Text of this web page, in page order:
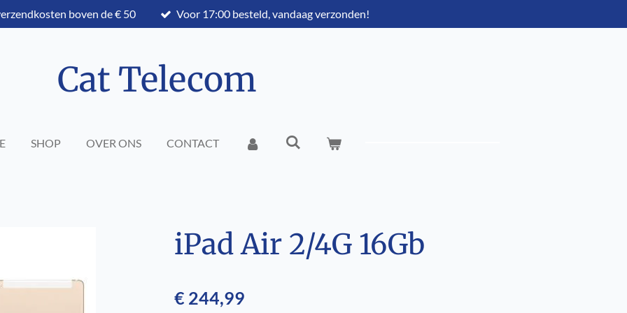
boven de € 50 Voor 17:00 besteld, vandaag verzonden!
Cat Telecom
SHOP OVER ONS CONTACT
iPad Air 2/4G 16Gb
€ 244,99